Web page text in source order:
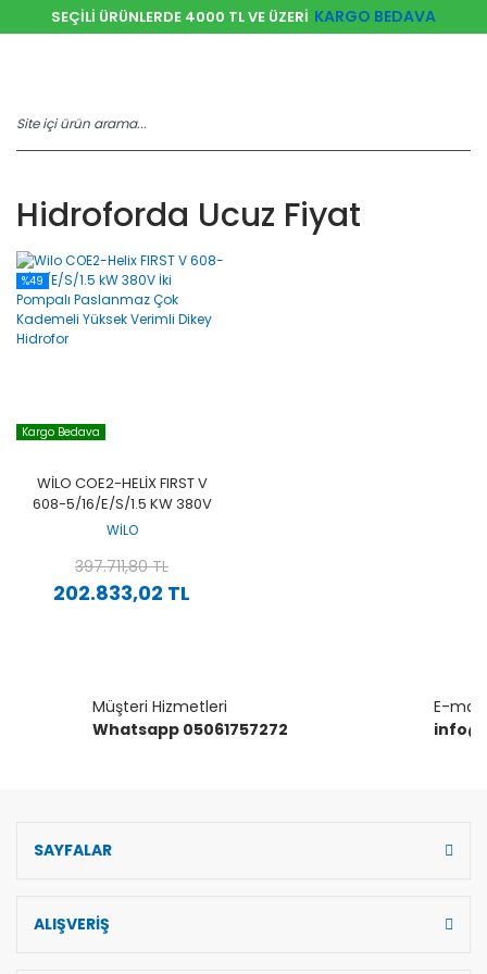
SEÇİLİ ÜRÜNLERDE 4000 TL VE ÜZERİ KARGO BEDAVA
Hidroforda Ucuz Fiyat
%49
Kargo Bedava
WILO COE2-HELIX FIRST V
608-5/16/E/S/1.5 KW 380V
İKI POMPALI PASLANMAZ
VERIMLI DIKEY HIDROFOR
WİLO
202.833,02 TL
397.711,80 TL
Müşteri Hizmetleri
Whatsapp 05061757272
E-mail
SAYFALAR
ALIŞVERİŞ